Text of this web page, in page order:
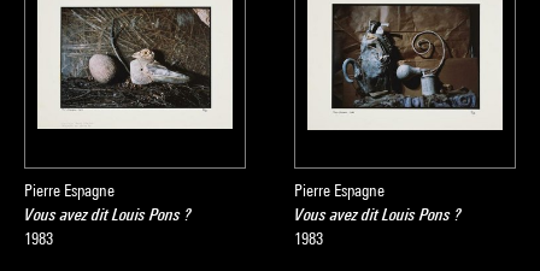
Pierre Espagne
Vous avez dit Louis Pons ?
1983
Pierre Espagne
Vous avez dit Louis Pons ?
1983